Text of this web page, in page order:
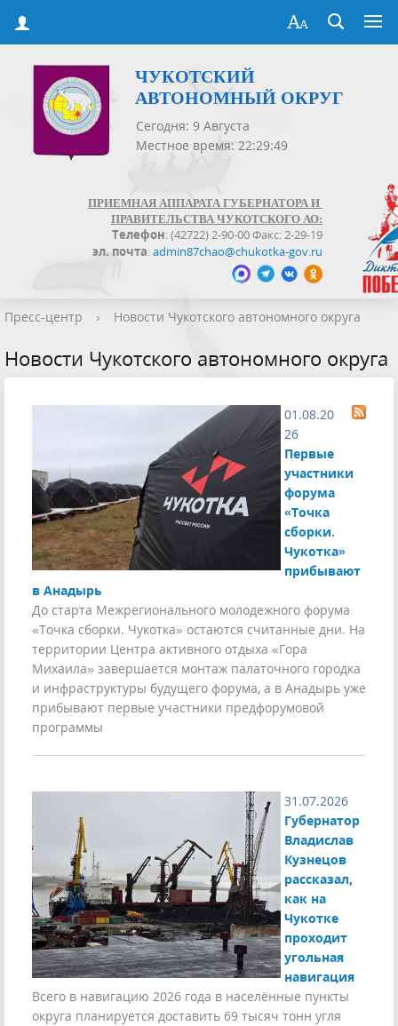
ЧУКОТСКИЙ
АВТОНОМНЫЙ ОКРУГ
Сегодня: 9 Августа
Местное время: 22:29:49
ПРИЕМНАЯ АППАРАТА ГУБЕРНАТОРА И
ПРАВИТЕЛЬСТВА ЧУКОТСКОГО АО:
Телефон: (42722) 2-90-00 Факс: 2-29-19
эл. почта:admin87chao@chukotka-gov.ru
Пресс-центр › Новости Чукотского автономного округа
Новости Чукотского автономного округа
01.08.20
26
Первые
участники
форума
«Точка
сборки.
Чукотка»
прибывают
в Анадырь
До старта Межрегионального молодежного форума
«Точка сборки. Чукотка» остаются считанные дни. На
территории Центра активного отдыха «Гора
Михаила» завершается монтаж палаточного городка
и инфраструктуры будущего форума, а в Анадырь уже
прибывают первые участники предфорумовой
программы
31.07.2026
Губернатор
Владислав
Кузнецов
рассказал,
как на
Чукотке
проходит
угольная
навигация
Всего в навигацию 2026 года в населённые пункты
округа планируется доставить 69 тысяч тонн угля